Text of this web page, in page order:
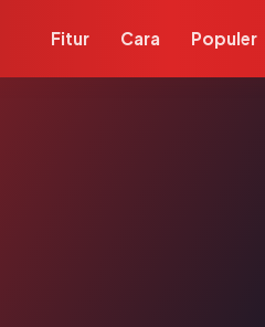
Fitur Cara Populer